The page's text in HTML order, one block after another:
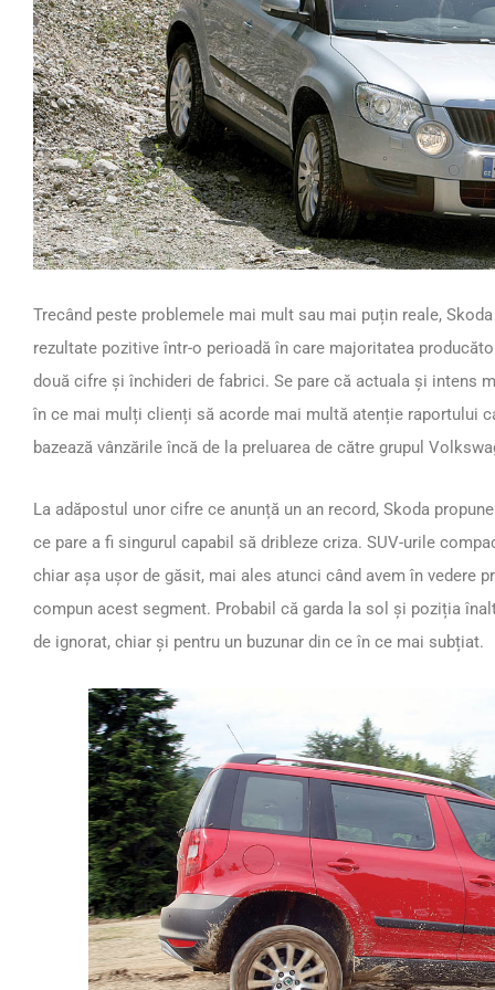
Trecând peste problemele mai mult sau mai puțin reale,
rezultate pozitive într-o perioadă în care majoritatea
două cifre și închideri de fabrici. Se pare că actuala și intens
în ce mai mulți clienți să acorde mai multă atenție raportului
bazează vânzările încă de la preluarea de către grupul
La adăpostul unor cifre ce anunță un an record, Skoda
ce pare a fi singurul capabil să dribleze criza. SUV-urile
chiar așa ușor de găsit, mai ales atunci când avem în vedere
compun acest segment. Probabil că garda la sol și poziția
de ignorat, chiar și pentru un buzunar din ce în ce mai subțiat.